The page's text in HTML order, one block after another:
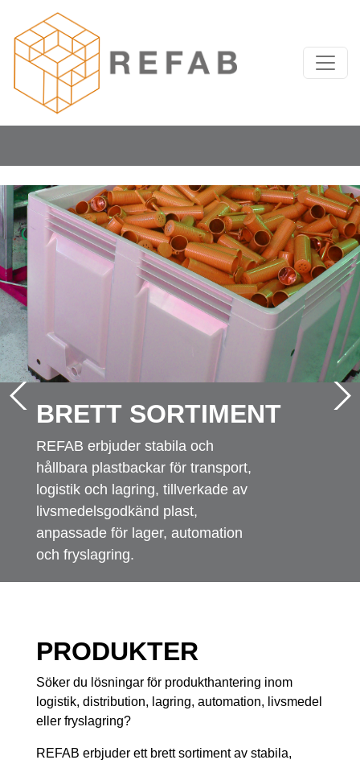
BRETT SORTIMENT
REFAB erbjuder stabila och
hållbara plastbackar för transport,
logistik och lagring, tillverkade av
livsmedelsgodkänd plast,
anpassade för lager, automation
och fryslagring.
PRODUKTER
Söker du lösningar för produkthantering inom
logistik, distribution, lagring, automation, livsmedel
eller fryslagring?
REFAB erbjuder ett brett sortiment av stabila,